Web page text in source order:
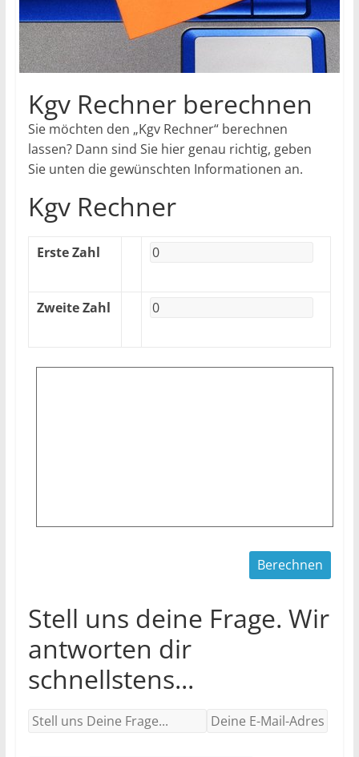
Kgv Rechner berechnen
Sie möchten den „Kgv Rechner“ berechnen
lassen? Dann sind Sie hier genau richtig, geben
Sie unten die gewünschten Informationen an.
Kgv Rechner
Erste Zahl
Zweite Zahl
Stell uns deine Frage. Wir
antworten dir
schnellstens...